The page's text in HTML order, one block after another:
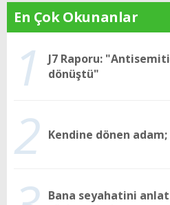
En Çok Okunanlar
1
J7 Raporu:
dönüştü"
2 Kendine dönen adam;
Bana seyahatini